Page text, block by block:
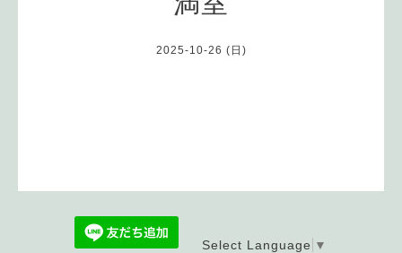
2025-10-26 (日)
Select Language ▼